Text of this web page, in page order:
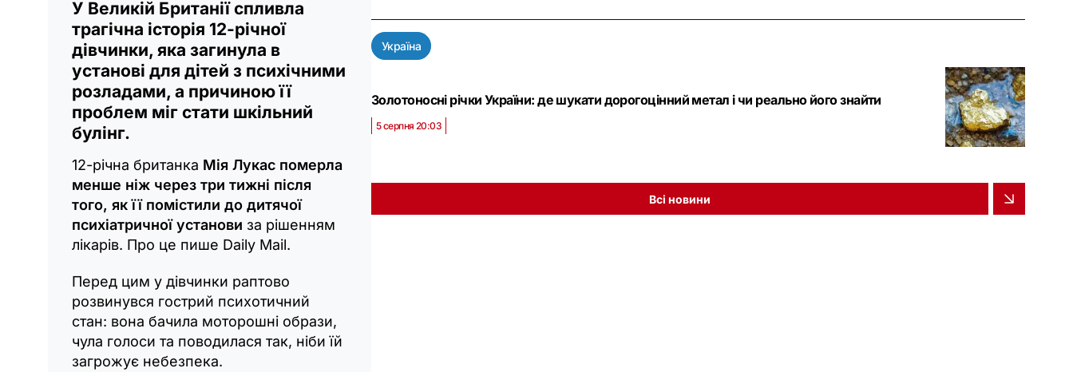
У Великій Британії спливла
трагічна історія 12-річної
дівчинки, яка загинула в
установі для дітей з психічними
розладами, а причиною її
проблем міг стати шкільний
булінг.
12-річна британка Мія Лукас померла
менше ніж через три тижні після
того, як її помістили до дитячої
психіатричної установи за рішенням
лікарів. Про це пише Daily Mail.
Перед цим у дівчинки раптово
розвинувся гострий психотичний
стан: вона бачила моторошні образи,
чула голоси та поводилася так, ніби їй
загрожує небезпека.
Україна
Золотоносні річки України: де шукати дорогоцінний метал і чи реально його знайти
5 серпня 20:03
Всі новини